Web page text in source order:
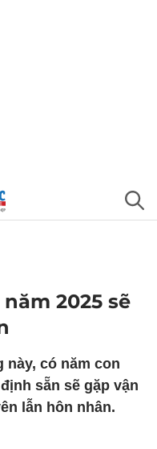
2025 sẽ
này, có năm con
sẵn sẽ gặp vận
lẫn hôn nhân.